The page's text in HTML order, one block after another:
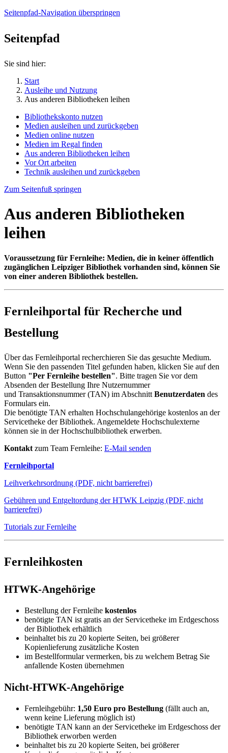
Seitenpfad-Navigation überspringen
Seitenpfad
Sie sind hier:
Start
Ausleihe und Nutzung
Aus anderen Bibliotheken leihen
Bibliothekskonto nutzen
Medien ausleihen und zurückgeben
Medien online nutzen
Medien im Regal finden
Aus anderen Bibliotheken leihen
Vor Ort arbeiten
Technik ausleihen und zurückgeben
Zum Seitenfuß springen
Aus anderen Bibliotheken
leihen
Voraussetzung für Fernleihe: Medien, die in keiner öffentlich
zugänglichen Leipziger Bibliothek vorhanden sind, können Sie
von einer anderen Bibliothek bestellen.
Fernleihportal für Recherche und
Bestellung
Über das Fernleihportal recherchieren Sie das gesuchte Medium.
Wenn Sie den passenden Titel gefunden haben, klicken Sie auf den
Button "Per Fernleihe bestellen". Bitte tragen Sie vor dem
Absenden der Bestellung Ihre Nutzernummer
und Transaktionsnummer (TAN) im AbschnittBenutzerdaten des
Formulars ein.
Die benötigte TAN erhalten Hochschulangehörige kostenlos an der
Servicetheke der Bibliothek. Angemeldete Hochschulexterne
können sie in der Hochschulbibliothek erwerben.
Kontaktzum Team Fernleihe: E-Mail senden
Fernleihportal
Leihverkehrsordnung (PDF, nicht barrierefrei)
Gebühren und Entgeltordung der HTWK Leipzig (PDF, nicht
barrierefrei)
Tutorials zur Fernleihe
Fernleihkosten
HTWK-Angehörige
Bestellung der Fernleihe kostenlos
benötigte TAN ist gratis an der Servicetheke im Erdgeschoss
der Bibliothek erhältlich
beinhaltet bis zu 20 kopierte Seiten, bei größerer
Kopienlieferung zusätzliche Kosten
im Bestellformular vermerken, bis zu welchem Betrag Sie
anfallende Kosten übernehmen
Nicht-HTWK-Angehörige
Fernleihgebühr: 1,50 Euro pro Bestellung (fällt auch an,
wenn keine Lieferung möglich ist)
benötigte TAN kann an der Servicetheke im Erdgeschoss der
Bibliothek erworben werden
beinhaltet bis zu 20 kopierte Seiten, bei größerer